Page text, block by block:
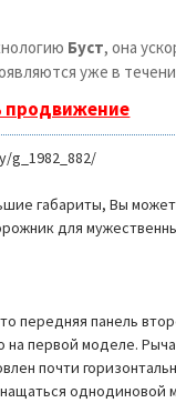
Буст, она
уже в
продвижение
g_1982_882/
габариты, Вы
для
передняя панель
первой моделе.
почти
однодиновой